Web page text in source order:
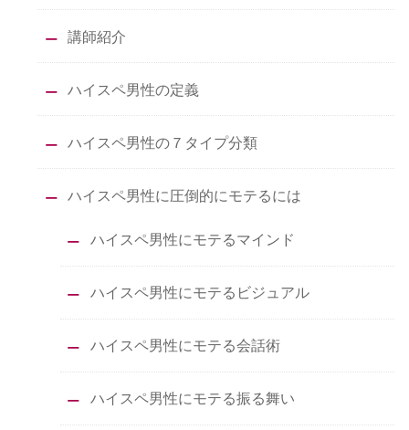
講師紹介
ハイスペ男性の定義
ハイスペ男性の７タイプ分類
ハイスペ男性に圧倒的にモテるには
ハイスペ男性にモテるマインド
ハイスペ男性にモテるビジュアル
ハイスペ男性にモテる会話術
ハイスペ男性にモテる振る舞い